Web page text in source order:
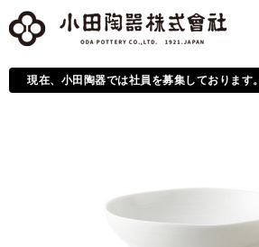
現在、小田陶器では社員を募集しております。